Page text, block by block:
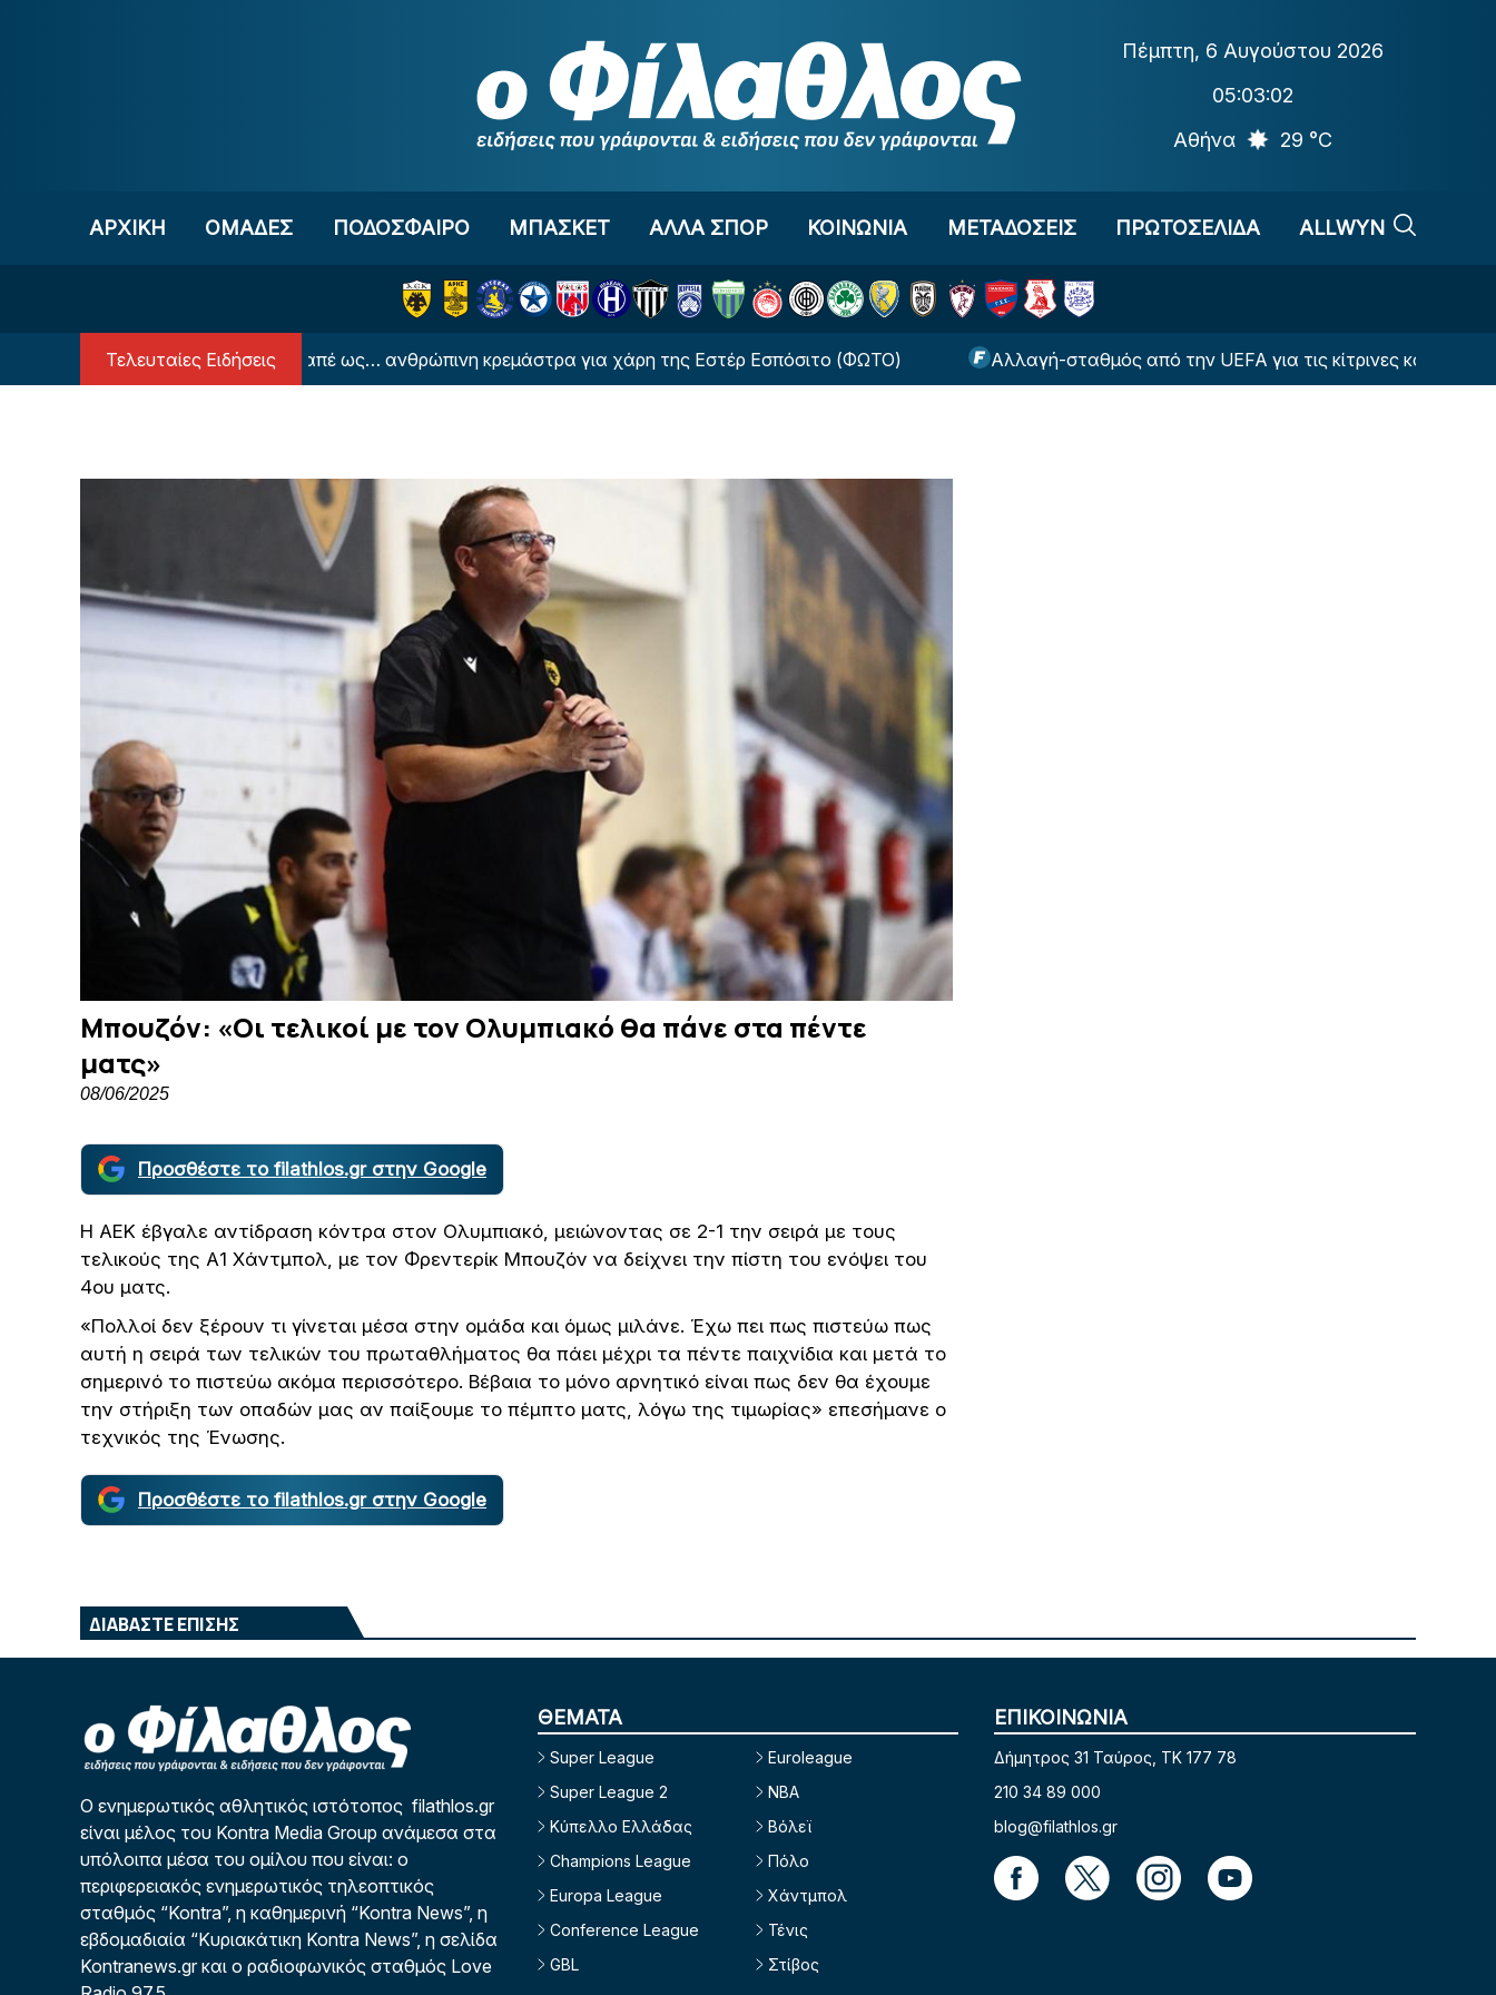
Πέμπτη, 6 Αυγούστου 2026
05:03:02
Αθήνα
29 °C
ΑΡΧΙΚΗ OΜΑΔΕΣ ΠΟΔΟΣΦΑΙΡΟ ΜΠΑΣΚΕΤ ΑΛΛΑ ΣΠΟΡ ΚΟΙΝΩΝΙΑ ΜΕΤΑΔΟΣΕΙΣ ΠΡΩΤΟΣΕΛΙΔΑ ALLWYN
Τελευταίες Ειδήσεις
επική φωτογραφία του Εμπαπέ ως… ανθρώπινη κρεμάστρα για χάρη της Εστέρ Εσπόσιτο (ΦΩΤΟ) Αλλαγή-σταθμός από την UEFA για τις κίτρινες κάρτες στην
Μπουζόν: «Οι τελικοί με τον Ολυμπιακό θα πάνε στα πέντε
ματς»
08/06/2025
Προσθέστε το filathlos.gr στην Google
Η ΑΕΚ έβγαλε αντίδραση κόντρα στον Ολυμπιακό, μειώνοντας σε 2-1 την σειρά με τους
τελικούς της Α1 Χάντμπολ, με τον Φρεντερίκ Μπουζόν να δείχνει την πίστη του ενόψει του
4ου ματς.
«Πολλοί δεν ξέρουν τι γίνεται μέσα στην ομάδα και όμως μιλάνε. Έχω πει πως πιστεύω πως
αυτή η σειρά των τελικών του πρωταθλήματος θα πάει μέχρι τα πέντε παιχνίδια και μετά το
σημερινό το πιστεύω ακόμα περισσότερο. Βέβαια το μόνο αρνητικό είναι πως δεν θα έχουμε
την στήριξη των οπαδών μας αν παίξουμε το πέμπτο ματς, λόγω της τιμωρίας» επεσήμανε ο
τεχνικός της Ένωσης.
Προσθέστε το filathlos.gr στην Google
ΔΙΑΒΑΣΤΕ ΕΠΙΣΗΣ
Ο ενημερωτικός αθλητικός ιστότοπος filathlos.gr
είναι μέλος του Kontra Media Group ανάμεσα στα
υπόλοιπα μέσα του ομίλου που είναι: ο
περιφερειακός ενημερωτικός τηλεοπτικός
σταθμός “Kontra”, η καθημερινή “Kontra News”, η
εβδομαδιαία “Κυριακάτικη Kontra News”, η σελίδα
Kontranews.gr και ο ραδιοφωνικός σταθμός Love
ΘΕΜΑΤΑ
Super League
Super League 2
Κύπελλο Ελλάδας
Champions League
Europa League
Conference League
GBL
Euroleague
NBA
Βόλεϊ
Πόλο
Χάντμπολ
Τένις
Στίβος
ΕΠΙΚΟΙΝΩΝΙΑ
Δήμητρος 31 Ταύρος, TK 177 78
210 34 89 000
blog@filathlos.gr